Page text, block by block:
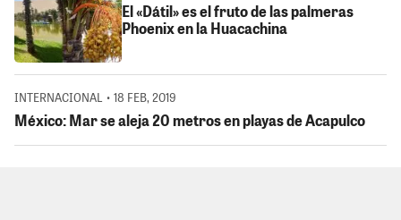
El «Dátil» es el fruto de las palmeras
Phoenix en la Huacachina
INTERNACIONAL • 18 FEB, 2019
México: Mar se aleja 20 metros en playas de Acapulco